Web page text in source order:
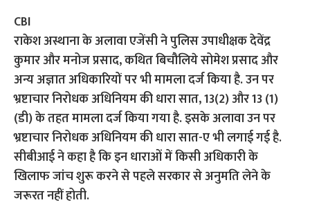
CBI
राकेश अस्थाना के अलावा एजेंसी ने पुलिस उपाधीक्षक देवेंद्र
कुमार और मनोज प्रसाद, कथित बिचौलिये सोमेश प्रसाद और
अन्य अज्ञात अधिकारियों पर भी मामला दर्ज किया है. उन पर
भ्रष्टाचार निरोधक अधिनियम की धारा सात, 13(2) और 13 (1)
(डी) के तहत मामला दर्ज किया गया है. इसके अलावा उन पर
भ्रष्टाचार निरोधक अधिनियम की धारा सात-ए भी लगाई गई है.
सीबीआई ने कहा है कि इन धाराओं में किसी अधिकारी के
खिलाफ जांच शुरू करने से पहले सरकार से अनुमति लेने के
जरूरत नहीं होती.